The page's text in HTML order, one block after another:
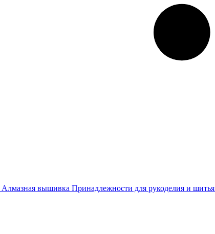
Алмазная вышивка Принадлежности для рукоделия и шитья